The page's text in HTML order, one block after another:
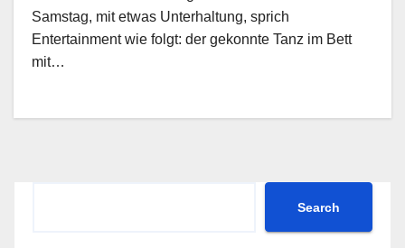
Samstag, mit etwas Unterhaltung, sprich
Entertainment wie folgt: der gekonnte Tanz im Bett
mit…
Search